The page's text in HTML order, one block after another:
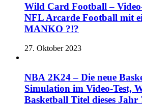
Wild Card Football –
NFL Arcarde Football mit
MANKO ?!?
27. Oktober 2023
NBA 2K24 – Die neue
Simulation im Video-Test,
Basketball Titel dieses Jahr